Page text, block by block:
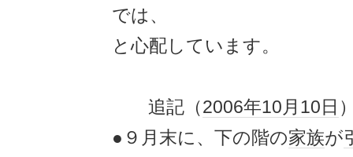
では、
と心配しています。
追記（2006年10月10日
●９月末に、下の階の家族が